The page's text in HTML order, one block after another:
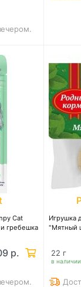
Cat
гребешка
р.
Игрушка
"Мятный
в наличии
22 г